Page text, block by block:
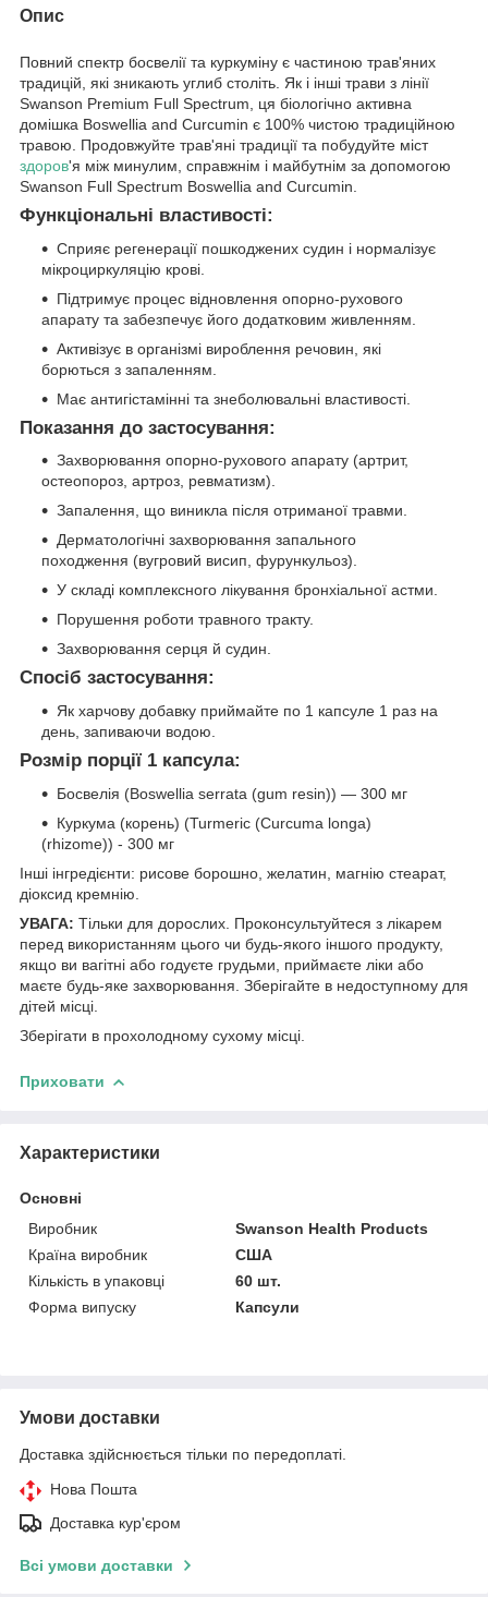
Опис
Повний спектр босвелії та куркуміну є частиною трав'яних
традицій, які зникають углиб століть. Як і інші трави з лінії
Swanson Premium Full Spectrum, ця біологічно активна
домішка Boswellia and Curcumin є 100% чистою традиційною
травою. Продовжуйте трав'яні традиції та побудуйте міст
здоров'я між минулим, справжнім і майбутнім за допомогою
Swanson Full Spectrum Boswellia and Curcumin.
Функціональні властивості:
Сприяє регенерації пошкоджених судин і нормалізує
мікроциркуляцію крові.
Підтримує процес відновлення опорно-рухового
апарату та забезпечує його додатковим живленням.
Активізує в організмі вироблення речовин, які
борються з запаленням.
Має антигістамінні та знеболювальні властивості.
Показання до застосування:
Захворювання опорно-рухового апарату (артрит,
остеопороз, артроз, ревматизм).
Запалення, що виникла після отриманої травми.
Дерматологічні захворювання запального
походження (вугровий висип, фурункульоз).
У складі комплексного лікування бронхіальної астми.
Порушення роботи травного тракту.
Захворювання серця й судин.
Спосіб застосування:
Як харчову добавку приймайте по 1 капсуле 1 раз на
день, запиваючи водою.
Розмір порції 1 капсула:
Босвелія (Boswellia serrata (gum resin)) — 300 мг
Куркума (корень) (Turmeric (Curcuma longa)
(rhizome)) - 300 мг
Інші інгредієнти: рисове борошно, желатин, магнію стеарат,
діоксид кремнію.
УВАГА: Тільки для дорослих. Проконсультуйтеся з лікарем
перед використанням цього чи будь-якого іншого продукту,
якщо ви вагітні або годуєте грудьми, приймаєте ліки або
маєте будь-яке захворювання. Зберігайте в недоступному для
дітей місці.
Зберігати в прохолодному сухому місці.
Приховати
Характеристики
Основні
Виробник
Swanson Health Products
Країна виробник
США
Кількість в упаковці
60 шт.
Форма випуску
Капсули
Умови доставки
Доставка здійснюється тільки по передоплаті.
Нова Пошта
Доставка кур'єром
Всі умови доставки